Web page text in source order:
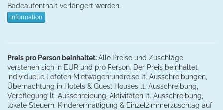
Badeaufenthalt verlängert werden.
Information
Preis pro Person beinhaltet:Alle Preise und Zuschläge
verstehen sich in EUR und pro Person. Der Preis beinhaltet
individuelle Lofoten Mietwagenrundreise lt. Ausschreibungen,
Übernachtung in Hotels & Guest Houses lt. Ausschreibung,
Verpflegung lt. Ausschreibung, Aktivitäten lt. Ausschreibung,
lokale Steuern. Kinderermäßigung & Einzelzimmerzuschlag auf